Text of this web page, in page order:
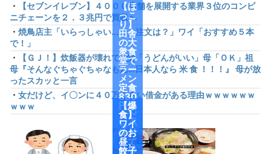
・
【セブンイレブン】４０００店舗を展開する業界３位のコンビ
ニチェーンを２．３兆円で買収へ
・ 焼鳥店主「いらっしゃい...で、注文は？」ワイ「おすすめ５本
で！」
・
【ＧＪ！】炊飯器が壊れて…父「うどんがいい」母「ＯＫ」祖
母『そんなぐちゃぐちゃなもん…日本人なら 米 食 ！！！』 母が放
ったスカッと一言
・ 女だけど、イ〇ンに４０万くらい借金がある理由ｗｗｗｗｗｗ
ｗｗｗ
【ほ
っこ
り】
田舎
の大
衆食
堂で
ラー
メン
定食
830
円頼
んだ
ら小
鉢付
けて
来や
【爆
食】
ワイ
のお
昼、
餃子